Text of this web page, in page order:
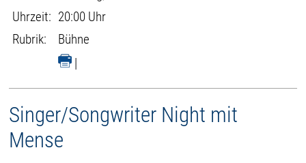
Uhrzeit: 20:00 Uhr
Rubrik:
Bühne
|
Singer/Songwriter Night mit
Mense